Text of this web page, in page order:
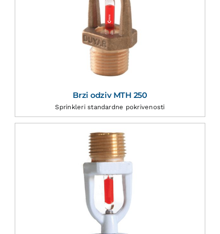
Brzi odziv MTH 250
Sprinkleri standardne pokrivenosti